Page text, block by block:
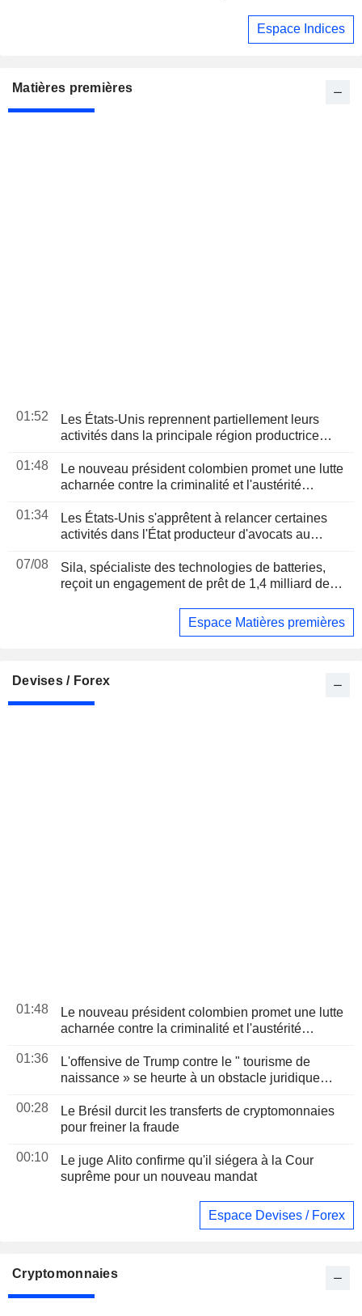
Espace Indices
Matières premières
01:52
Les États-Unis reprennent partiellement leurs
activités dans la principale région productrice
01:48
Le nouveau président colombien promet une lutte
acharnée contre la criminalité et l'austérité
01:34
Les États-Unis s'apprêtent à relancer certaines
activités dans l'État producteur d'avocats au
07/08
Sila, spécialiste des technologies de batteries,
reçoit un engagement de prêt de 1,4 milliard de
Espace Matières premières
Devises / Forex
01:48
Le nouveau président colombien promet une lutte
acharnée contre la criminalité et l'austérité
01:36
L'offensive de Trump contre le " tourisme de
naissance » se heurte à un obstacle juridique
00:28
Le Brésil durcit les transferts de cryptomonnaies
pour freiner la fraude
00:10
Le juge Alito confirme qu'il siégera à la Cour
suprême pour un nouveau mandat
Espace Devises / Forex
Cryptomonnaies